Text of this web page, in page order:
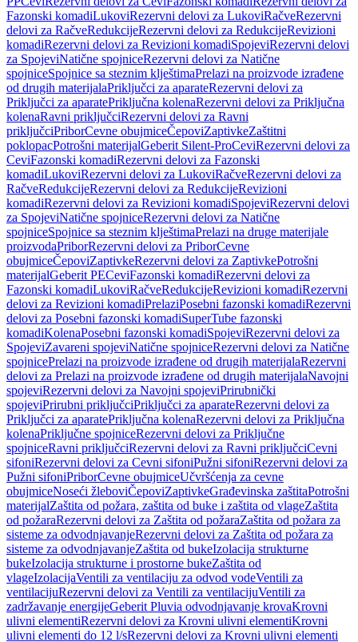
Fazonski komadiLukoviRezervni delovi za LukoviRačveRezervni
delovi za RačveRedukcijeRezervni delovi za RedukcijeRevizioni
komadiRezervni delovi za Revizioni komadiSpojeviRezervni delovi
za SpojeviNatične spojniceRezervni delovi za Natične
spojniceSpojnice sa steznim klještimaPrelazi na proizvode izrađene
od drugih materijalaPriključci za aparateRezervni delovi za
Priključci za aparatePriključna kolenaRezervni delovi za Priključna
kolenaRavni priključciRezervni delovi za Ravni
priključciPriborCevne obujmiceČepoviZaptivkeZaštitni
poklopacPotrošni materijalGeberit Silent-ProCeviRezervni delovi za
CeviFazonski komadiRezervni delovi za Fazonski
komadiLukoviRezervni delovi za LukoviRačveRezervni delovi za
RačveRedukcijeRezervni delovi za RedukcijeRevizioni
komadiRezervni delovi za Revizioni komadiSpojeviRezervni delovi
za SpojeviNatične spojniceRezervni delovi za Natične
spojniceSpojnice sa steznim klještimaPrelazi na druge materijale
proizvodaPriborRezervni delovi za PriborCevne
obujmiceČepoviZaptivkeRezervni delovi za ZaptivkePotrošni
materijalGeberit PECeviFazonski komadiRezervni delovi za
Fazonski komadiLukoviRačveRedukcijeRevizioni komadiRezervni
delovi za Revizioni komadiPrelaziPosebni fazonski komadiRezervni
delovi za Posebni fazonski komadiSuperTube fazonski
komadiKolenaPosebni fazonski komadiSpojeviRezervni delovi za
SpojeviZavareni spojeviNatične spojniceRezervni delovi za Natične
spojnicePrelazi na proizvode izrađene od drugih materijalaRezervni
delovi za Prelazi na proizvode izrađene od drugih materijalaNavojni
spojeviRezervni delovi za Navojni spojeviPrirubnički
spojeviPrirubni priključciPriključci za aparateRezervni delovi za
Priključci za aparatePriključna kolenaRezervni delovi za Priključna
kolenaPriključne spojniceRezervni delovi za Priključne
spojniceRavni priključciRezervni delovi za Ravni priključciCevni
sifoniRezervni delovi za Cevni sifoniPužni sifoniRezervni delovi za
Pužni sifoniPriborCevne obujmiceUčvršćenja za cevne
obujmiceNoseći žleboviČepoviZaptivkeGrađevinska zaštitaPotrošni
materijalZaštita od požara, zaštita od buke i zaštita od vlageZaštita
od požaraRezervni delovi za Zaštita od požaraZaštita od požara za
sisteme za odvodnjavanjeRezervni delovi za Zaštita od požara za
sisteme za odvodnjavanjeZaštita od bukeIzolacija strukturne
bukeIzolacija strukturne i prostorne bukeZaštita od
vlageIzolacijaVentili za ventilaciju za odvod vodeVentili za
ventilacijuRezervni delovi za Ventili za ventilacijuVentili za
zadržavanje energijeGeberit Pluvia odvodnjavanje krovaKrovni
ulivni elementiRezervni delovi za Krovni ulivni elementiKrovni
ulivni elementi do 12 l/sRezervni delovi za Krovni ulivni elementi